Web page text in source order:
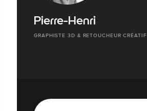
Pierre-Henri
GRAPHISTE 3D & RETOUCHEUR CRÉATIF